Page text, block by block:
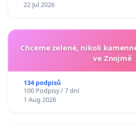
22 Jul 2026
Chceme zelené, nikoli
ve Znojmě
134 podpisů
100 Podpisy / 7 dní
1 Aug 2026